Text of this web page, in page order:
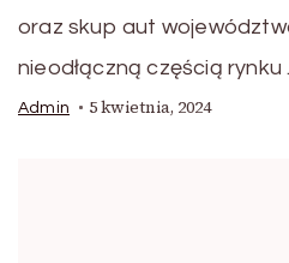
oraz skup aut
nieodłączną częścią rynku
Admin 5 kwietnia, 2024